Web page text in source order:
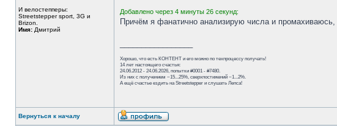
И велостепперы:
Streetstepper sport, 3G и
Brizon.
Имя: Дмитрий
Добавлено через 4 минуты 26 секунд:
Причём я фанатично анализирую числа и
Хорошо, что есть КОНТЕНТ и его можно по техпроцессу получать!
14 лет настоящего счастья:
24.06.2012 - 24.06.2026, попытки #0001 - #7480.
Из них с получением ~15...25%, сверхпостижений ~1...2%.
А ещё счастье ездить на Streetstepper и слушать Лепса!
Вернуться к началу